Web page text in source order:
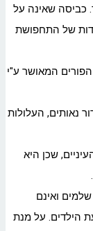
כביסה שאינה על
של התחפושת
המאושר ע"י
נאותים, העלולות
שכן היא
ואינם
הילדים. על מנת